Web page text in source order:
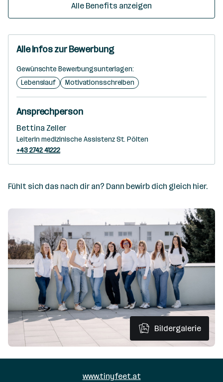
Alle Benefits anzeigen
Alle Infos zur Bewerbung
Gewünschte Bewerbungsunterlagen:
Lebenslauf
Motivationsschreiben
Ansprechperson
Bettina Zeller
Leiterin medizinische Assistenz St. Pölten
+43 2742 41222
Fühlt sich das nach dir an? Dann bewirb dich gleich hier.
Bildergalerie
www.tinyfeet.at